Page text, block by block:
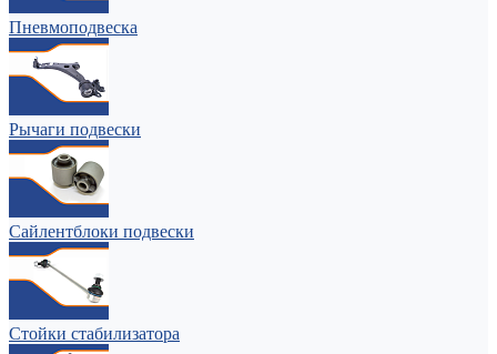
Пневмоподвеска
Рычаги подвески
Сайлентблоки подвески
Стойки стабилизатора